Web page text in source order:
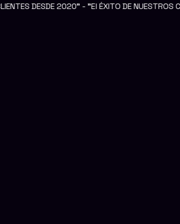
2020" - "El ÉXITO DE NUESTROS CLIENTES ES